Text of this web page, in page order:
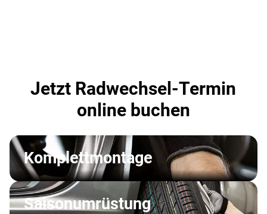
Jetzt Radwechsel-Termin
online buchen
Komplettmontage
Saisonumrüstung